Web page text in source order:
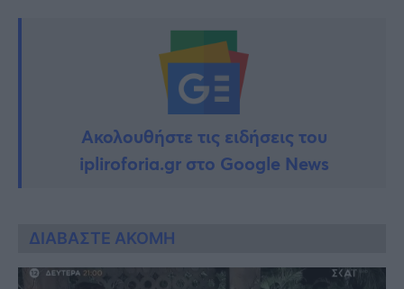
Ακολουθήστε τις ειδήσεις του
ipliroforia.gr στο Google News
ΔΙΑΒΑΣΤΕ ΑΚΟΜΗ